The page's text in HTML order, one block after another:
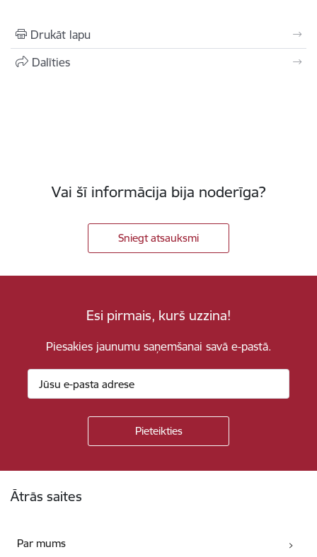
Drukāt lapu
Dalīties
Vai šī informācija bija noderīga?
Sniegt atsauksmi
Esi pirmais, kurš uzzina!
Piesakies jaunumu saņemšanai savā e-pastā.
Ātrās saites
Par mums